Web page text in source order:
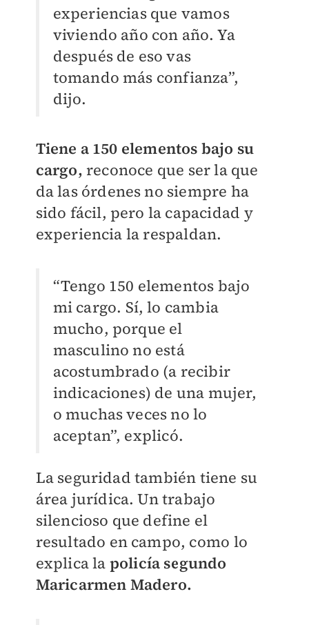
experiencias que vamos
viviendo año con año. Ya
después de eso vas
tomando más confianza”,
dijo.
Tiene a 150 elementos bajo su
cargo, reconoce que ser la que
da las órdenes no siempre ha
sido fácil, pero la capacidad y
experiencia la respaldan.
“Tengo 150 elementos bajo
mi cargo. Sí, lo cambia
mucho, porque el
masculino no está
acostumbrado (a recibir
indicaciones) de una mujer,
o muchas veces no lo
aceptan”, explicó.
La seguridad también tiene su
área jurídica. Un trabajo
silencioso que define el
resultado en campo, como lo
explica la policía segundo
Maricarmen Madero.